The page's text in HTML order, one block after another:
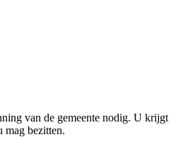
van de gemeente nodig. U krijgt
mag bezitten.